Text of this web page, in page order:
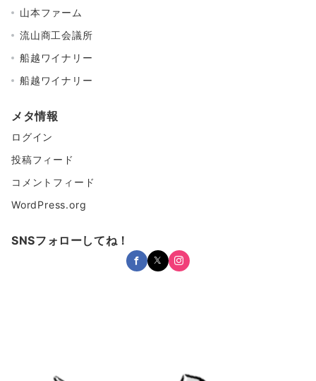
山本ファーム
流山商工会議所
船越ワイナリー
船越ワイナリー
メタ情報
ログイン
投稿フィード
コメントフィード
WordPress.org
SNSフォローしてね！